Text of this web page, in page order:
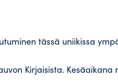
tässä uniikissa
Kirjaisista.